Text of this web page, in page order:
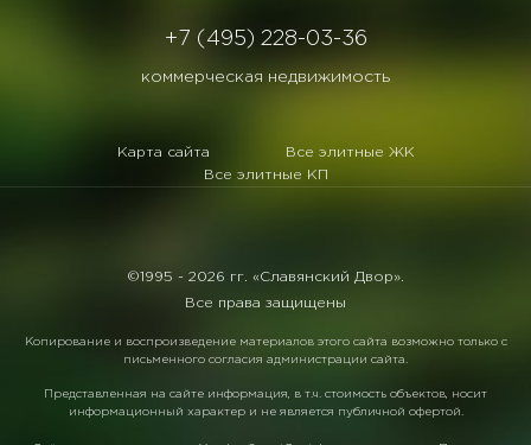
+7 (495) 228-03-36
коммерческая недвижимость
Карта сайта
Все элитные ЖК
Все элитные КП
©1995 - 2026 гг. «Славянский Двор».
Все права защищены
Копирование и воспроизведение материалов этого сайта возможно только с
письменного согласия администрации сайта.
Представленная на сайте информация, в т.ч. стоимость объектов, носит
информационный характер и не является публичной офертой.